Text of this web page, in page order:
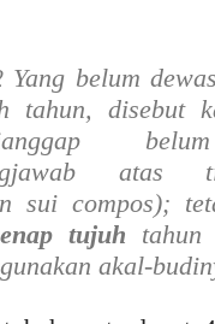
belum
tahun, disebut
atas
sui compos);
tujuh tahun
akal-